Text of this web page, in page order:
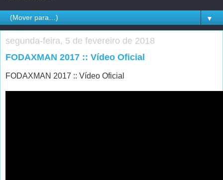
▼
segunda-feira, 5 de fevereiro de 2018
FODAXMAN 2017 :: Vídeo Oficial
FODAXMAN 2017 :: Vídeo Oficial